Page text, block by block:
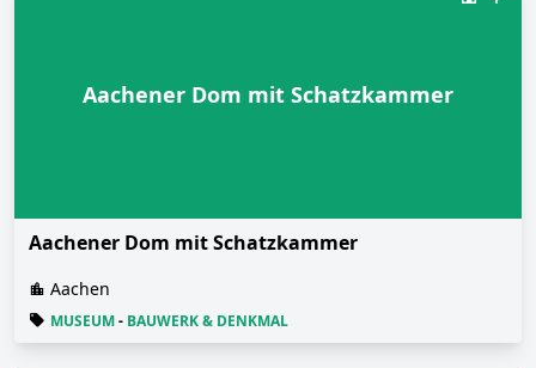
Aachener Dom mit Schatzkammer
Aachener Dom mit Schatzkammer
Aachen
MUSEUM- BAUWERK & DENKMAL